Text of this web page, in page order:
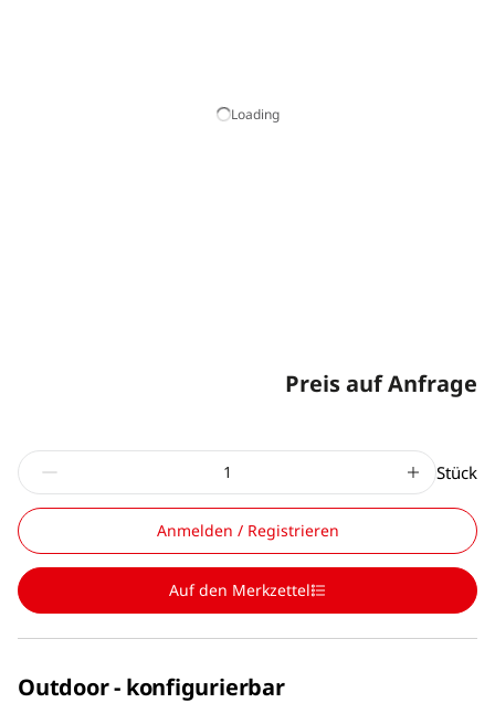
Loading
Preis auf Anfrage
Stück
Anmelden / Registrieren
Auf den Merkzettel
Outdoor - konfigurierbar